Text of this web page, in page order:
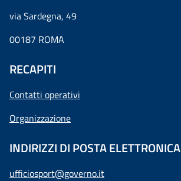
via Sardegna, 49
00187 ROMA
RECAPITI
Contatti operativi
Organizzazione
INDIRIZZI DI POSTA ELETTRONICA
ufficiosport@governo.it